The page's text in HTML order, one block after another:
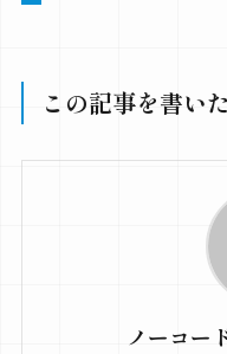
この記事を書い
ノーコー